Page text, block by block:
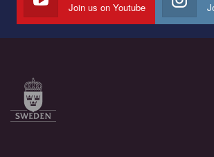
Все, что вам нужно сделать - это зайти на
Join us on Youtube